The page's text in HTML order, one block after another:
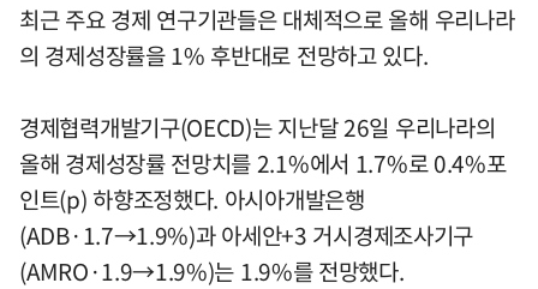
최근 주요 경제 연구기관들은 대체적으로 올해 우리나라
의 경제성장률을 1% 후반대로 전망하고 있다.
경제협력개발기구(OECD)는 지난달 26일 우리나라의
올해 경제성장률 전망치를 2.1%에서 1.7%로 0.4%포
인트(p) 하향조정했다. 아시아개발은행
(ADB·1.7→1.9%)과 아세안+3 거시경제조사기구
(AMRO·1.9→1.9%)는 1.9%를 전망했다.